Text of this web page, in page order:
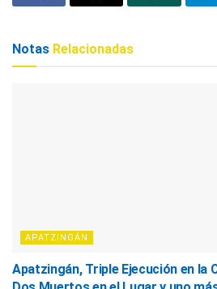
Notas Relacionadas
APATZINGÁN
Apatzingán, Triple Ejecución en la